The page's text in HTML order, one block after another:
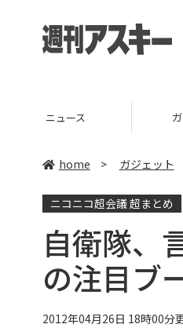
ニュース
home > ガジェット
ニコニコ超会議 超まとめ
自衛隊、
の注目ブ
2012年04月26日 18時00分